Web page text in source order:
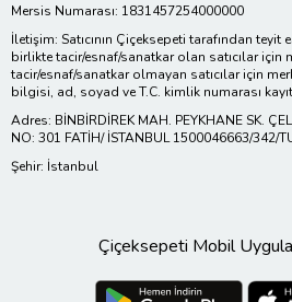
Mersis Numarası: 1831457254000000
İletişim: Satıcının Çiçeksepeti tarafından
birlikte tacir/esnaf/sanatkar olan satıcılar için
tacir/esnaf/sanatkar olmayan satıcılar için
bilgisi, ad, soyad ve T.C. kimlik numarası
Adres: BİNBİRDİREK MAH. PEYKHANE SK.
NO: 301 FATİH/ İSTANBUL 1500046663/342/
Şehir: İstanbul
Çiçeksepeti Mobil